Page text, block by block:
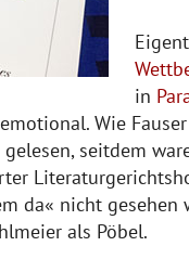
in
Wie
seitdem
da« nicht gesehen
als Pöbel.